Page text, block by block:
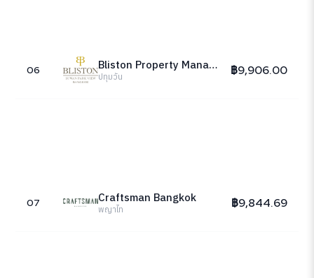
06 Bliston Property Management
ปทุมวัน ฿9,906.00
07 Craftsman Bangkok
พญาไท ฿9,844.69